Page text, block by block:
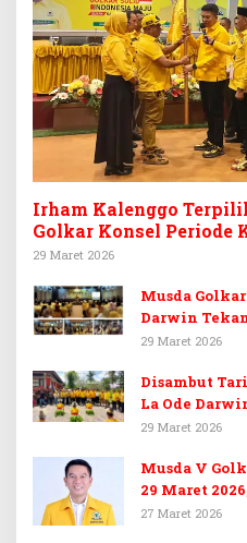
Irham Kalenggo
Golkar Konsel Periode
29 Maret 2026
Musda
Darwin
Target 14
29 Maret 2026
Disambut
La Ode
Golkar Konsel
29 Maret 2026
Musda V
29 Maret
untuk Irham
27 Maret 2026